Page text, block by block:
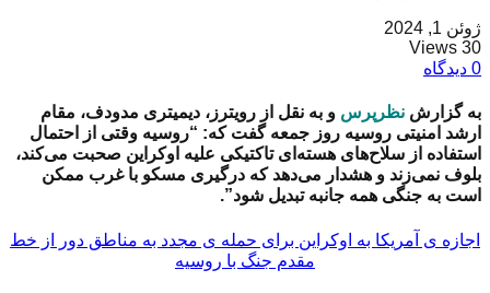
ژوئن 1, 2024
30 Views
0 دیدگاه
به گزارش نظرپرس و به نقل از رویترز، دیمیتری مدودف، مقام
ارشد امنیتی روسیه روز جمعه گفت که: “روسیه وقتی از احتمال
استفاده از سلاح‌های هسته‌ای تاکتیکی علیه اوکراین صحبت می‌کند،
بلوف نمی‌زند و هشدار می‌دهد که درگیری مسکو با غرب ممکن
است به جنگی همه جانبه تبدیل شود”.
اجازه ی آمریکا به اوکراین برای حمله ی مجدد به مناطق دور از خط
مقدم جنگ با روسیه